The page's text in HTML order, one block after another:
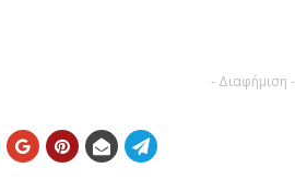
- Διαφήμιση -